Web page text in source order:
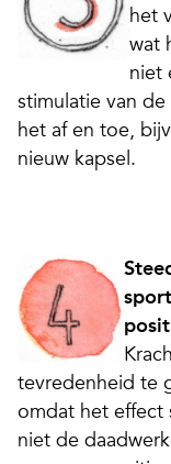
het
wat
niet
stimulatie van
het af en toe,
nieuw kapsel.
tevredenheid te
omdat het effect
niet de